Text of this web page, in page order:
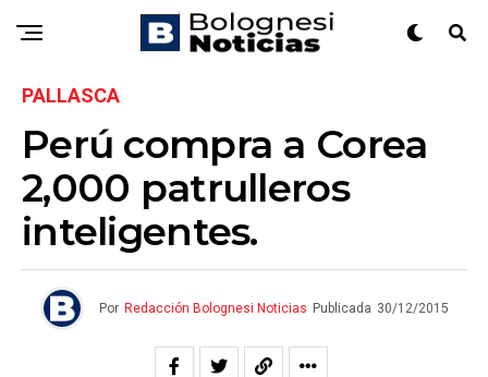
PALLASCA
Perú compra a Corea
2,000 patrulleros
inteligentes.
Por Redacción Bolognesi Noticias Publicada 30/12/2015